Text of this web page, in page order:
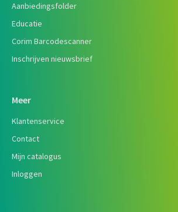
Aanbiedingsfolder
Educatie
Corim Barcodescanner
Inschrijven nieuwsbrief
Meer
Klantenservice
Contact
Mijn catalogus
Inloggen